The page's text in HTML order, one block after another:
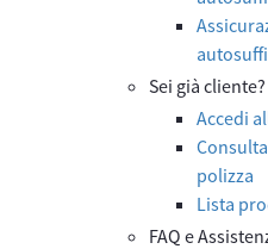
Sei già cliente?
Accedi
polizza
Lista
FAQ e